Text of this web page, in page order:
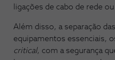
ligações de cabo de rede
Além disso, a separação
equipamentos essenciais,
critical, com a segurança